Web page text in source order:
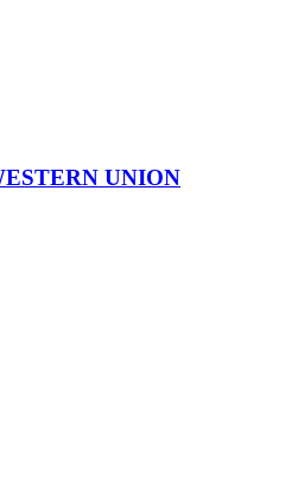
UNION